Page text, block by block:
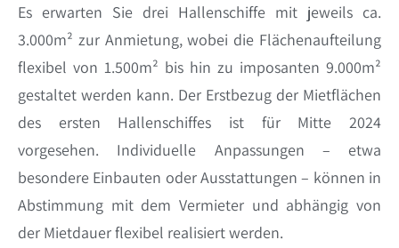
Es erwarten Sie drei Hallenschiffe mit jeweils ca.
3.000m² zur Anmietung, wobei die Flächenaufteilung
flexibel von 1.500m² bis hin zu imposanten 9.000m²
gestaltet werden kann. Der Erstbezug der Mietflächen
des ersten Hallenschiffes ist für Mitte 2024
vorgesehen. Individuelle Anpassungen – etwa
besondere Einbauten oder Ausstattungen – können in
Abstimmung mit dem Vermieter und abhängig von
der Mietdauer flexibel realisiert werden.